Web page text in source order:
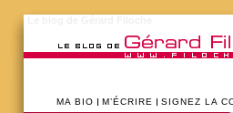
MA BIO M’ÉCRIRE SIGNEZ LA